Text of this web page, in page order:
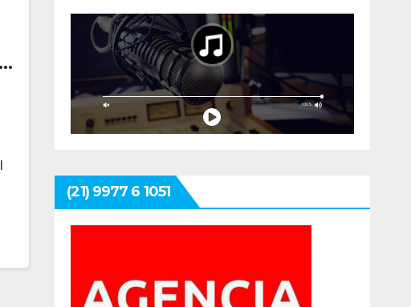
(21) 9977 6 1051